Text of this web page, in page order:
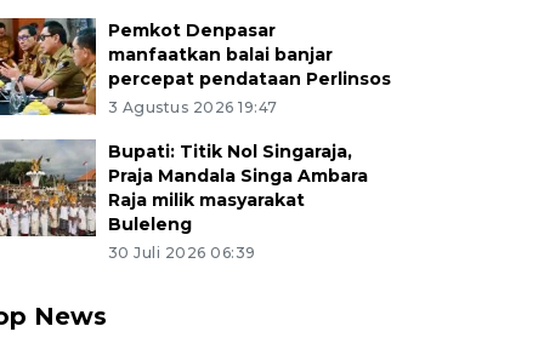
Pemkot Denpasar
manfaatkan balai banjar
percepat pendataan Perlinsos
3 Agustus 2026 19:47
Bupati: Titik Nol Singaraja,
Praja Mandala Singa Ambara
Raja milik masyarakat
Buleleng
30 Juli 2026 06:39
News